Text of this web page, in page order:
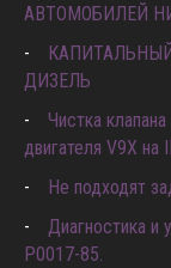
АВТОМОБИЛЕЙ
КАПИТАЛЬНЫЙ
ДИЗЕЛЬ
Чистка
двигателя V9X на
Не подходят
Диагностика и
P0017-85.